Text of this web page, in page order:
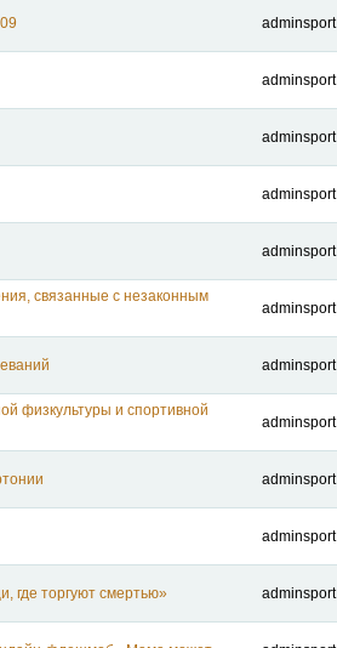
adminsport
adminsport
adminsport
adminsport
adminsport
связанные с незаконным
adminsport
adminsport
физкультуры и спортивной
adminsport
adminsport
adminsport
где торгуют смертью» adminsport